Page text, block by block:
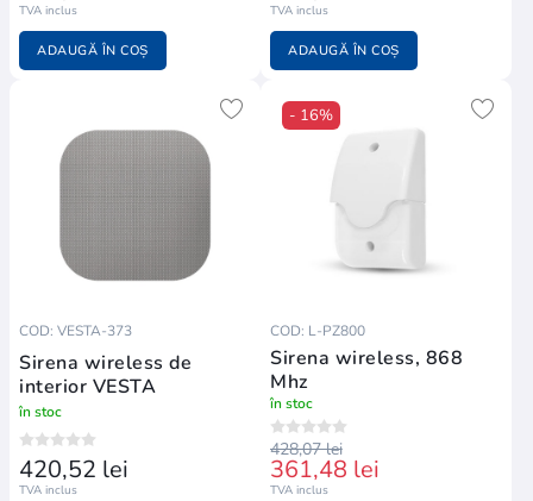
TVA inclus
ADAUGĂ ÎN COȘ
TVA inclus
ADAUGĂ ÎN COȘ
COD: VESTA-373
Sirena wireless de
interior VESTA
în stoc
420,52 lei
TVA inclus
- 16%
COD: L-PZ800
Sirena wireless, 868
Mhz
în stoc
428,07 lei
361,48 lei
TVA inclus